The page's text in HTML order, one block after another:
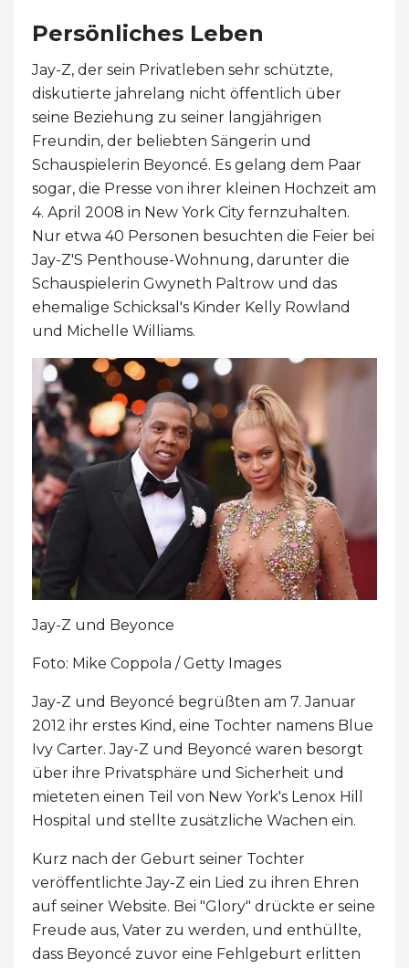
Persönliches Leben
Jay-Z, der sein Privatleben sehr schützte,
diskutierte jahrelang nicht öffentlich über
seine Beziehung zu seiner langjährigen
Freundin, der beliebten Sängerin und
Schauspielerin Beyoncé. Es gelang dem Paar
sogar, die Presse von ihrer kleinen Hochzeit am
4. April 2008 in New York City fernzuhalten.
Nur etwa 40 Personen besuchten die Feier bei
Jay-Z'S Penthouse-Wohnung, darunter die
Schauspielerin Gwyneth Paltrow und das
ehemalige Schicksal's Kinder Kelly Rowland
und Michelle Williams.
Jay-Z und Beyonce
Foto: Mike Coppola / Getty Images
Jay-Z und Beyoncé begrüßten am 7. Januar
2012 ihr erstes Kind, eine Tochter namens Blue
Ivy Carter. Jay-Z und Beyoncé waren besorgt
über ihre Privatsphäre und Sicherheit und
mieteten einen Teil von New York's Lenox Hill
Hospital und stellte zusätzliche Wachen ein.
Kurz nach der Geburt seiner Tochter
veröffentlichte Jay-Z ein Lied zu ihren Ehren
auf seiner Website. Bei "Glory" drückte er seine
Freude aus, Vater zu werden, und enthüllte,
dass Beyoncé zuvor eine Fehlgeburt erlitten